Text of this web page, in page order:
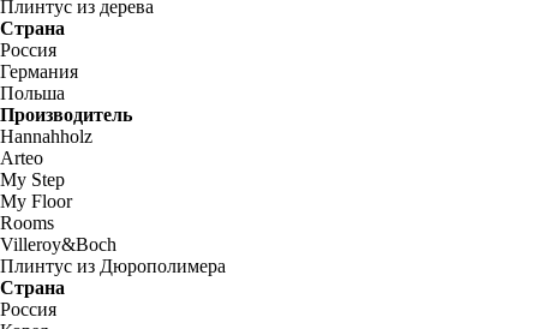
Плинтус из дерева
Страна
Россия
Германия
Польша
Производитель
Hannahholz
Arteo
My Step
My Floor
Rooms
Villeroy&Boch
Плинтус из Дюрополимера
Страна
Россия